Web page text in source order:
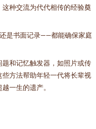
种交流为代代相传的经验奠
是书面记录——都能确保家庭
和记忆触发器，如照片或传
方法帮助年轻一代将长辈视
一生的遗产。